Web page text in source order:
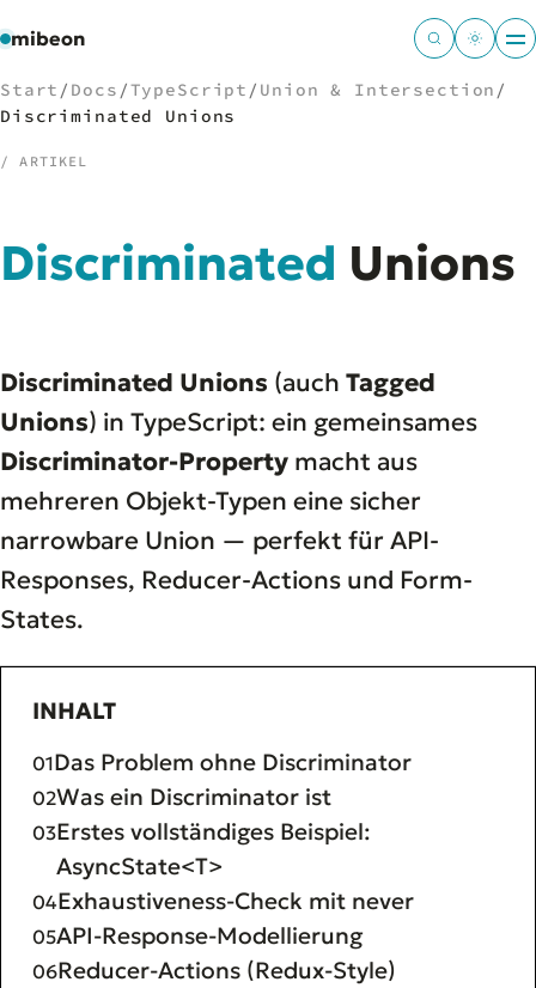
mibeon
01Start
05Docs
06Tools
07Welten
Start / Docs /TypeScript / Union & Intersection /
Discriminated Unions
/ ARTIKEL
Discriminated Unions
Discriminated Unions (auch Tagged
Unions) in TypeScript: ein gemeinsames
Discriminator-Property macht aus
mehreren Objekt-Typen eine sicher
narrowbare Union — perfekt für API-
Responses, Reducer-Actions und Form-
States.
INHALT
Das Problem ohne Discriminator
Was ein Discriminator ist
Erstes vollständiges Beispiel:
AsyncState<T>
Exhaustiveness-Check mit never
API-Response-Modellierung
Reducer-Actions (Redux-Style)